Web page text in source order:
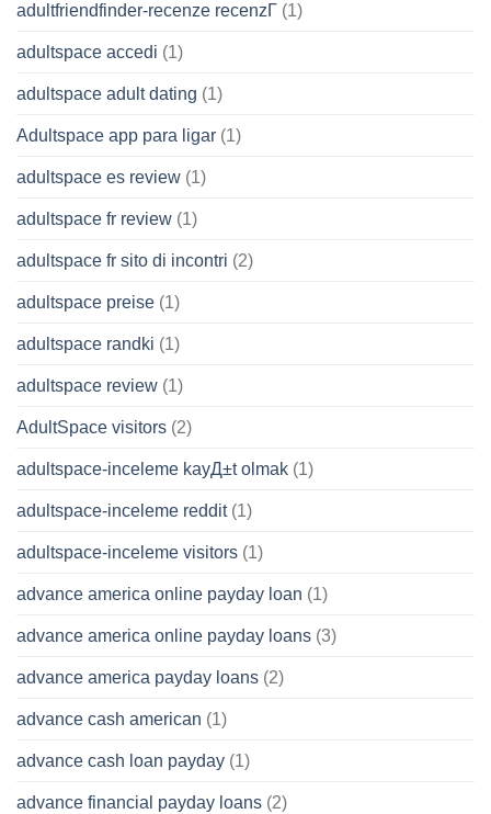
adultfriendfinder-recenze recenzГ­ (1)
adultspace accedi (1)
adultspace adult dating (1)
Adultspace app para ligar (1)
adultspace es review (1)
adultspace fr review (1)
adultspace fr sito di incontri (2)
adultspace preise (1)
adultspace randki (1)
adultspace review (1)
AdultSpace visitors (2)
adultspace-inceleme kayД±t olmak (1)
adultspace-inceleme reddit(1)
adultspace-inceleme visitors (1)
advance america online payday loan (1)
advance america online payday loans (3)
advance america payday loans (2)
advance cash american (1)
advance cash loan payday (1)
advance financial payday loans (2)